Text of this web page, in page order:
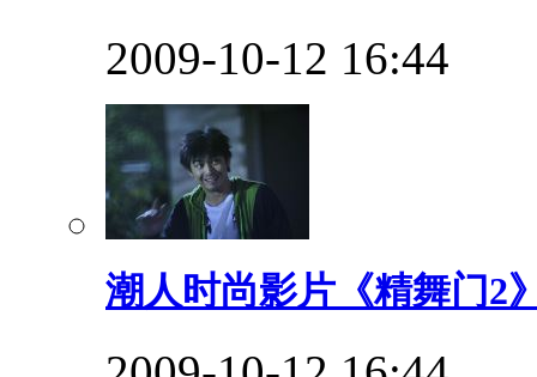
2009-10-12 16:44
潮人时尚影片《精舞门2